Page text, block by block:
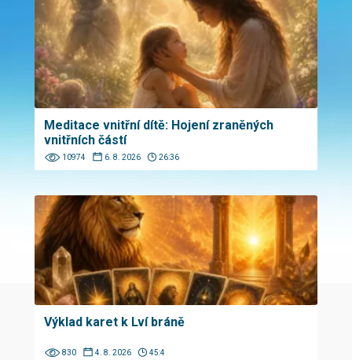
Meditace vnitřní dítě: Hojení zraněných
vnitřních částí
10974 6. 8. 2026 26:36
Výklad karet k Lví bráně
830 4. 8. 2026 45:4